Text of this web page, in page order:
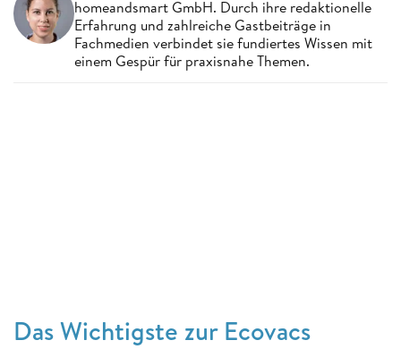
homeandsmart GmbH. Durch ihre redaktionelle
Erfahrung und zahlreiche Gastbeiträge in
Fachmedien verbindet sie fundiertes Wissen mit
einem Gespür für praxisnahe Themen.
Das Wichtigste zur Ecovacs